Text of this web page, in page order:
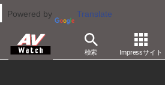
Powered by Translate
検索 Impressサイト